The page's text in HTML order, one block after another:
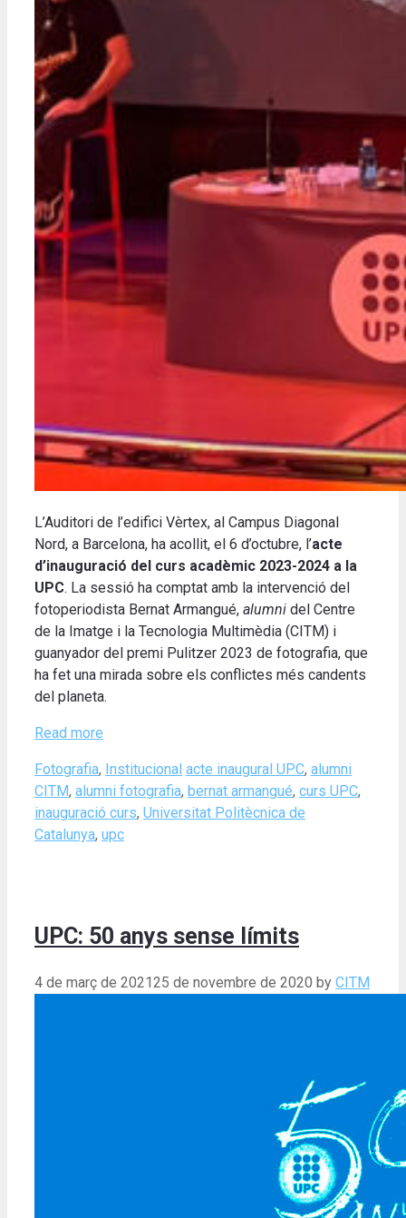
L’Auditori de l’edifici Vèrtex, al Campus Diagonal
Nord, a Barcelona, ha acollit, el 6 d’octubre, l’acte
d’inauguració del curs acadèmic 2023-2024 a la
UPC. La sessió ha comptat amb la intervenció del
fotoperiodista Bernat Armangué, alumni del Centre
de la Imatge i la Tecnologia Multimèdia (CITM) i
guanyador del premi Pulitzer 2023 de fotografia, que
ha fet una mirada sobre els conflictes més candents
del planeta.
Read more
Categories
Fotografia, Institucional Tags
acte inaugural UPC, alumni
CITM, alumni fotografia, bernat armangué, curs UPC,
inauguració curs, Universitat Politècnica de
Catalunya, upc
UPC: 50 anys sense límits
4 de març de 202125 de novembre de 2020 by CITM